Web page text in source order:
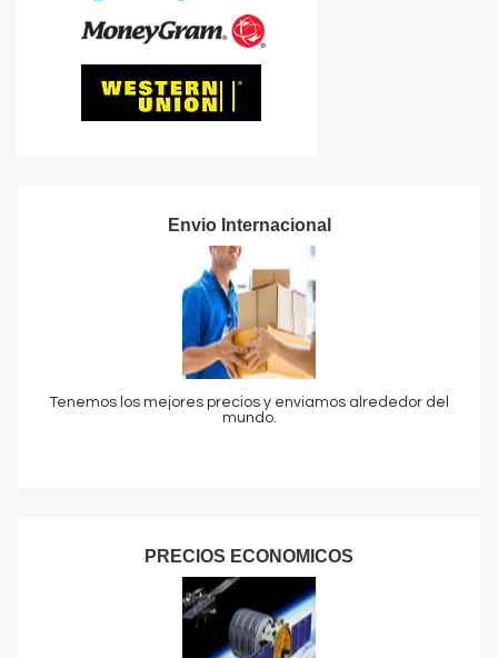
Envio Internacional
Tenemos los mejores precios y enviamos alrededor del
mundo.
PRECIOS ECONOMICOS